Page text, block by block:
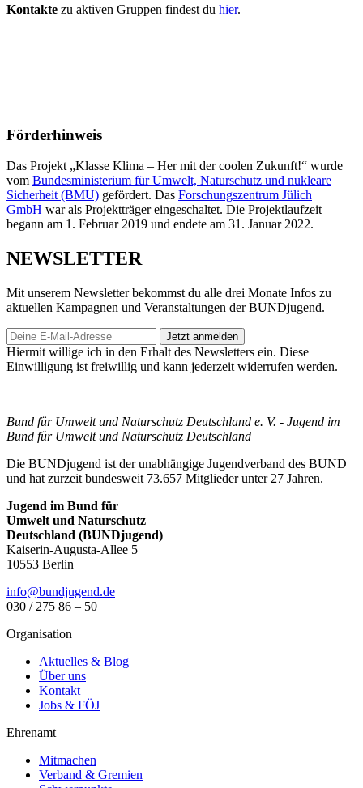
Kontakte zu aktiven Gruppen findest du hier.
Förderhinweis
Das Projekt „Klasse Klima – Her mit der coolen Zukunft!“ wurde
vom Bundesministerium für Umwelt, Naturschutz und nukleare
Sicherheit (BMU) gefördert. Das Forschungszentrum Jülich
GmbH war als Projektträger eingeschaltet. Die Projektlaufzeit
begann am 1. Februar 2019 und endete am 31. Januar 2022.
NEWSLETTER
Mit unserem Newsletter bekommst du alle drei Monate Infos zu
aktuellen Kampagnen und Veranstaltungen der BUNDjugend.
Jetzt anmelden
Hiermit willige ich in den Erhalt des Newsletters ein. Diese
Einwilligung ist freiwillig und kann jederzeit widerrufen werden.
Bund für Umwelt und Naturschutz Deutschland e. V. - Jugend im
Bund für Umwelt und Naturschutz Deutschland
Die BUNDjugend ist der unabhängige Jugendverband des BUND
und hat zurzeit bundesweit 73.657 Mitglieder unter 27 Jahren.
Jugend im Bund für
Umwelt und Naturschutz
Deutschland (BUNDjugend)
Kaiserin-Augusta-Allee 5
10553 Berlin
info@bundjugend.de
030 / 275 86 – 50
Organisation
Aktuelles & Blog
Über uns
Kontakt
Jobs & FÖJ
Ehrenamt
Mitmachen
Verband & Gremien